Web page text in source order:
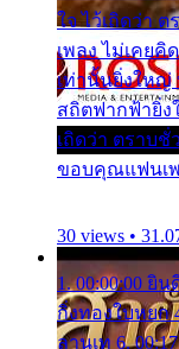
ใจ ไว้เถิดว่า
เพลง ไม่เคยคิ
เท่านั้นยิ่งใหญ่
สถิตฟากฟ้ายิ่ง
เถิดว่า ตราบ
ขอบคุณแฟนเพ
30 views •
1. 00:00:00 ยิ
กิ่งทองใบหยก
ลานเท 6.